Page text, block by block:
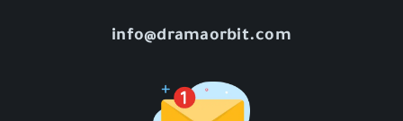
info@dramaorbit.com